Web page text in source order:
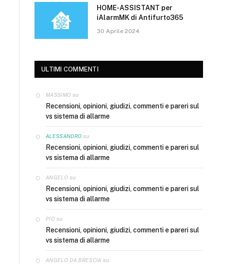
HOME-ASSISTANT per
iAlarmMK di Antifurto365
30 Aprile 2024
ULTIMI COMMENTI
MASSIMO su
Recensioni, opinioni, giudizi, commenti e pareri sul
vs sistema di allarme
ALESSANDRO su
Recensioni, opinioni, giudizi, commenti e pareri sul
vs sistema di allarme
ANGELO su
Recensioni, opinioni, giudizi, commenti e pareri sul
vs sistema di allarme
PIO su
Recensioni, opinioni, giudizi, commenti e pareri sul
vs sistema di allarme
ANGELO DA BRESCIA su